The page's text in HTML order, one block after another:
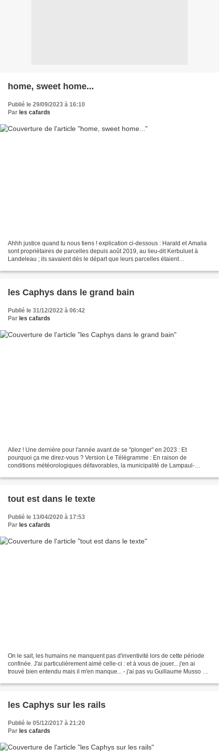
home, sweet home...
Publié le 29/09/2023 à 16:10
Par les cafards
Ahhh justice quand tu nous tiens ! explication ci-dessous : Harald et Amalia
sont propriétaires de parcelles depuis août 2019, au lieu-dit Kerbuluet à
Landeleau ; ils savaient dès le départ que leurs parcelles étaient
les Caphys dans le grand bain
Publié le 31/12/2022 à 06:42
Par les cafards
Allez ! Une dernière pour l'année avant de se "plonger" en 2023 : Et
pourquoi ça me direz-vous ? Version Le Télégramme : En raison de
conditions météorologiques défavorables, la municipalité de Lampaul-
tout est dans le texte
Publié le 13/04/2020 à 17:53
Par les cafards
On le sait, les humains ne manquent pas d'inventivité lors de cette période
confinée. J'ai particulièrement aimé celle-ci : et à vous de jouer... j'en ai
trouvé bien entendu mais il m'en manque... - j'ai pas vu Guillaume Musso ou
les Caphys sur les rails
Publié le 05/12/2017 à 21:20
Par les cafards